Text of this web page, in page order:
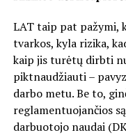
LAT taip pat pažymi,
tvarkos, kyla rizika,
kaip jis turėtų dirbti
piktnaudžiauti –
darbo metu. Be to,
reglamentuojančios
darbuotojo naudai